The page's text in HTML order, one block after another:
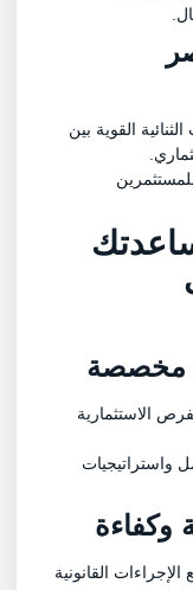
القوية بين
الاستثمارية
القانونية